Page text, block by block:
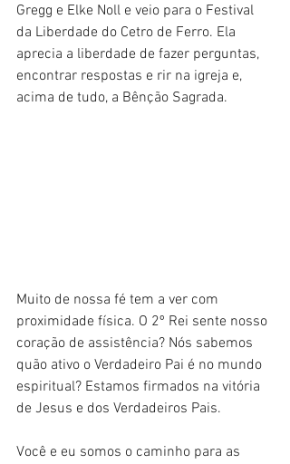
Gregg e Elke Noll e veio para o Festival
da Liberdade do Cetro de Ferro. Ela
aprecia a liberdade de fazer perguntas,
encontrar respostas e rir na igreja e,
acima de tudo, a Bênção Sagrada.
Muito de nossa fé tem a ver com
proximidade física. O 2º Rei sente nosso
coração de assistência? Nós sabemos
quão ativo o Verdadeiro Pai é no mundo
espiritual? Estamos firmados na vitória
de Jesus e dos Verdadeiros Pais.
Você e eu somos o caminho para as